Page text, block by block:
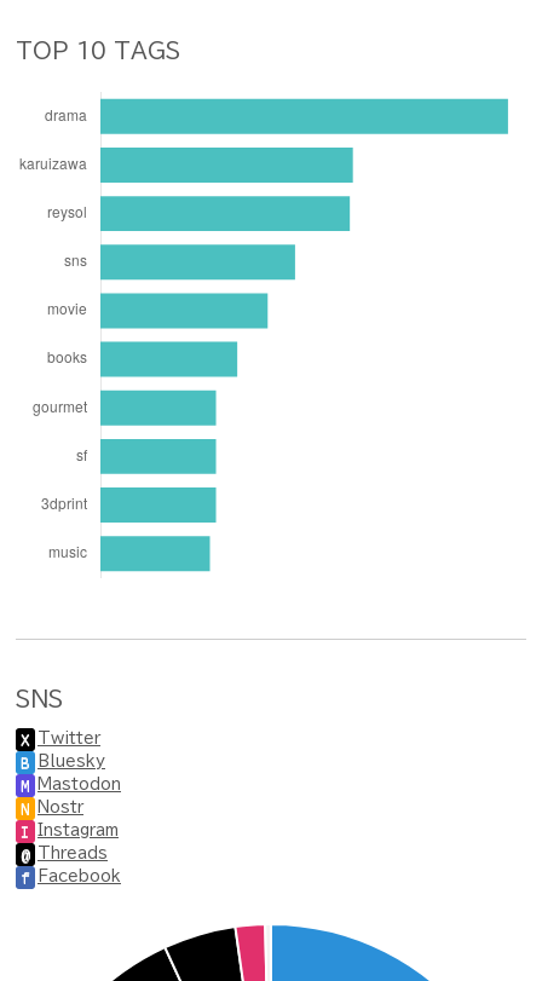
TOP 10 TAGS
SNS
X Twitter
B Bluesky
M Mastodon
N Nostr
I Instagram
@ Threads
f Facebook